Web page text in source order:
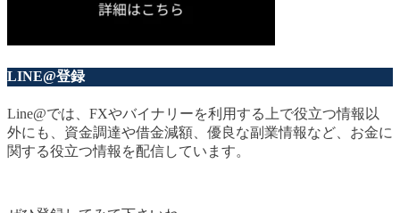
LINE@登録
Line@では、FXやバイナリーを利用する上で役立つ情報以
外にも、資金調達や借金減額、優良な副業情報など、お金に
関する役立つ情報を配信しています。